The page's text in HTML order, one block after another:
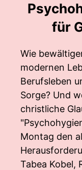
für
Wie
modernen
Berufsleben
Sorge? Und
christliche
Montag den
Tabea Kobel,